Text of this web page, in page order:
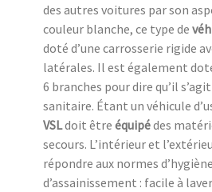
des autres voitures par son
couleur blanche, ce type de
doté d’une carrosserie rigide
latérales. Il est également
6 branches pour dire qu’il
sanitaire. Étant un véhicule
VSLdoit être équipédes
secours. L’intérieur et
répondre aux normes
d’assainissement : facile à